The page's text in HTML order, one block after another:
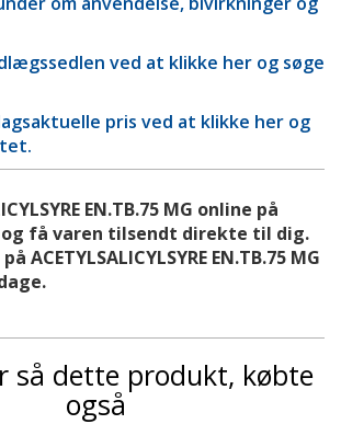
ved at klikke her og søge
pris ved at klikke her og
EN.TB.75 MG online på
få varen tilsendt direkte til dig.
ACETYLSALICYLSYRE EN.TB.75 MG
så dette produkt, købte
også